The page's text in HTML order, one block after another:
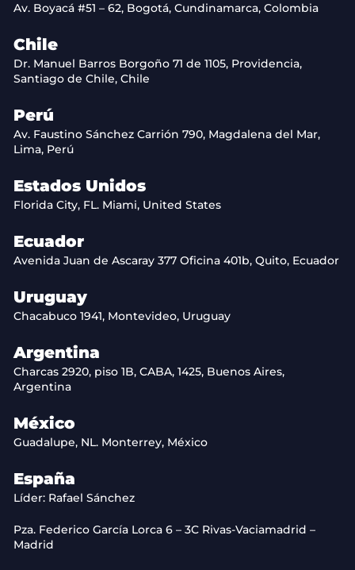
Av. Boyacá #51 – 62, Bogotá, Cundinamarca, Colombia
Chile
Dr. Manuel Barros Borgoño 71 de 1105, Providencia,
Santiago de Chile, Chile
Perú
Av. Faustino Sánchez Carrión 790, Magdalena del Mar,
Lima, Perú
Estados Unidos
Florida City, FL. Miami, United States
Ecuador
Avenida Juan de Ascaray 377 Oficina 401b, Quito, Ecuador
Uruguay
Chacabuco 1941, Montevideo, Uruguay
Argentina
Charcas 2920, piso 1B, CABA, 1425, Buenos Aires,
Argentina
México
Guadalupe, NL. Monterrey, México
España
Líder: Rafael Sánchez
Pza. Federico García Lorca 6 – 3C Rivas-Vaciamadrid –
Madrid